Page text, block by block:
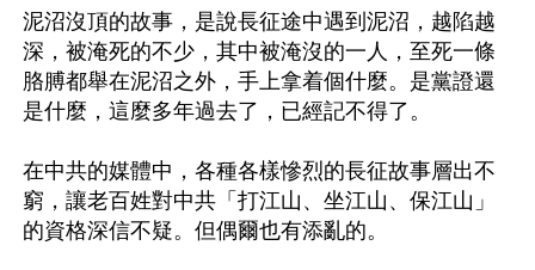
泥沼沒頂的故事，是說長征途中遇到泥沼，越陷越
深，被淹死的不少，其中被淹沒的一人，至死一條
胳膊都舉在泥沼之外，手上拿着個什麼。是黨證還
是什麼，這麼多年過去了，已經記不得了。
在中共的媒體中，各種各樣慘烈的長征故事層出不
窮，讓老百姓對中共「打江山、坐江山、保江山」
的資格深信不疑。但偶爾也有添亂的。